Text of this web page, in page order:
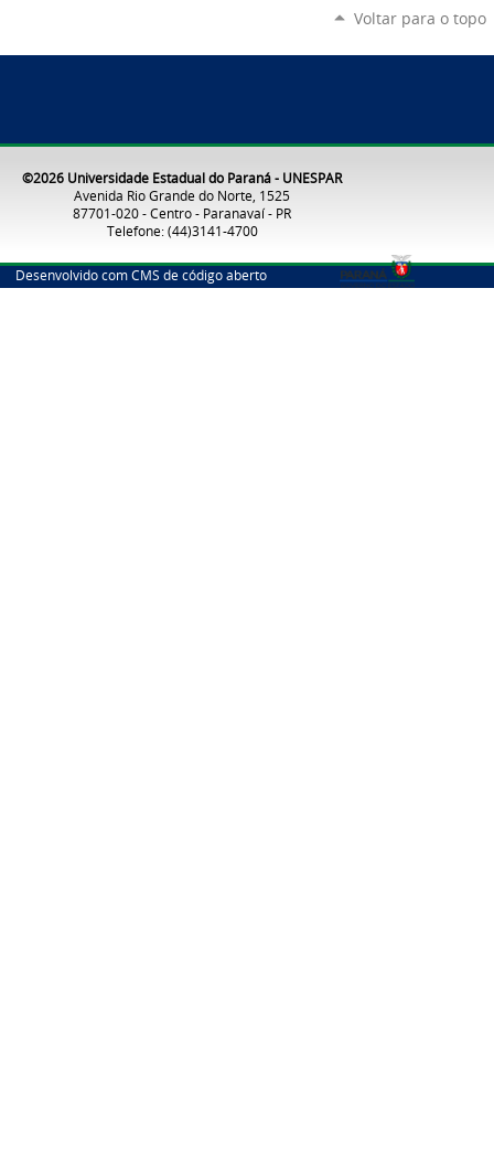
Voltar para o topo
©2026 Universidade Estadual do Paraná - UNESPAR
Avenida Rio Grande do Norte, 1525
87701-020 - Centro - Paranavaí - PR
Telefone: (44)3141-4700
Desenvolvido com CMS de código aberto